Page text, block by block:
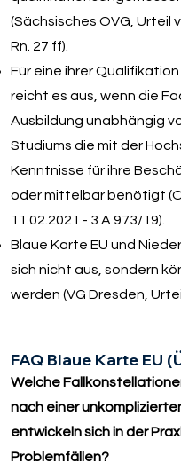
(Sächsisches OVG, Urteil
Rn. 27 ff).
Für eine ihrer
reicht es aus, wenn die
Ausbildung unabhängig
Studiums die mit der
Kenntnisse für ihre
oder mittelbar benötigt
11.02.2021 - 3 A 973/19).
Blaue Karte EU und
sich nicht aus, sondern
werden (VG Dresden,
FAQ Blaue Karte EU
Welche
nach einer
entwickeln sich in der
Problemfällen?